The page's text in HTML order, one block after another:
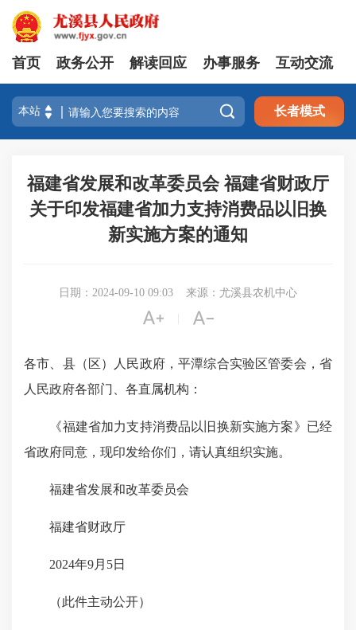
首页 政务公开 解读回应 办事服务 互动交流
 长者模式
福建省发展和改革委员会 福建省财政厅
关于印发福建省加力支持消费品以旧换
新实施方案的通知
日期：2024-09-10 09:03 来源：尤溪县农机中心
 
各市、县（区）人民政府，平潭综合实验区管委会，省
人民政府各部门、各直属机构：
《福建省加力支持消费品以旧换新实施方案》已经
省政府同意，现印发给你们，请认真组织实施。
福建省发展和改革委员会
福建省财政厅
2024年9月5日
（此件主动公开）